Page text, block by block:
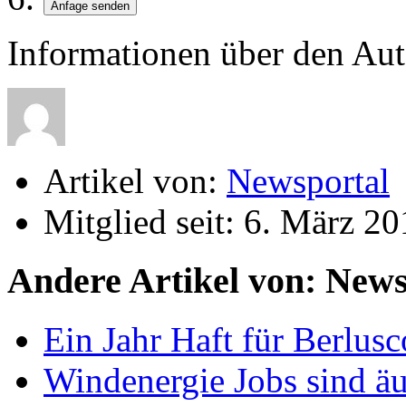
Informationen über den
Artikel von: Newsportal
Mitglied seit: 6. März
Andere Artikel von:
Ein Jahr Haft für
Windenergie Jobs sind